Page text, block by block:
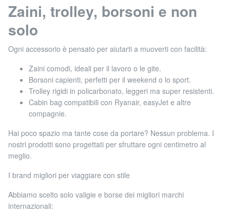
Zaini, trolley, borsoni e non
solo
Ogni accessorio è pensato per aiutarti a muoverti con facilità:
Zaini comodi, ideali per il lavoro o le gite.
Borsoni capienti, perfetti per il weekend o lo sport.
Trolley rigidi in policarbonato, leggeri ma super resistenti.
Cabin bag compatibili con Ryanair, easyJet e altre
compagnie.
Hai poco spazio ma tante cose da portare? Nessun problema. I
nostri prodotti sono progettati per sfruttare ogni centimetro al
meglio.
I brand migliori per viaggiare con stile
Abbiamo scelto solo valigie e borse dei migliori marchi
internazionali: